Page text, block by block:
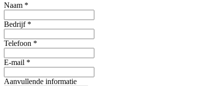
Naam *
Bedrijf *
Telefoon *
E-mail *
Aanvullende informatie